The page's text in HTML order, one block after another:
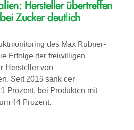
Hersteller übertreffen
Zucker deutlich
des Max Rubner-
Erfolge der freiwilligen
Hersteller von
Seit 2016 sank der
Prozent, bei Produkten mit
44 Prozent.